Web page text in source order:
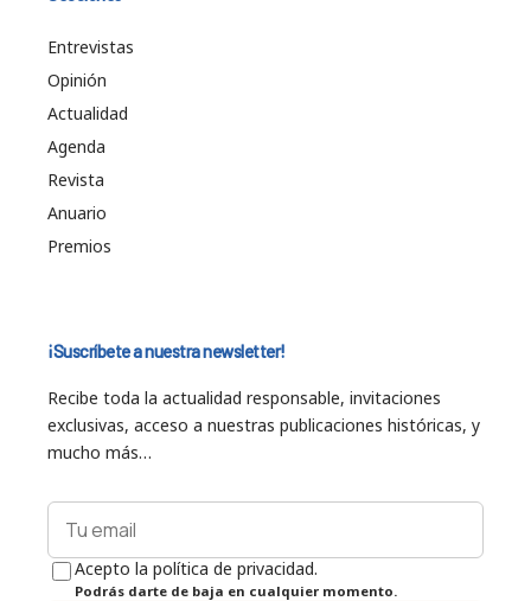
Entrevistas
Opinión
Actualidad
Agenda
Revista
Anuario
Premios
¡Suscríbete a nuestra newsletter!
Recibe toda la actualidad responsable, invitaciones
exclusivas, acceso a nuestras publicaciones históricas, y
mucho más…
Acepto la política de privacidad.
Podrás darte de baja en cualquier momento.